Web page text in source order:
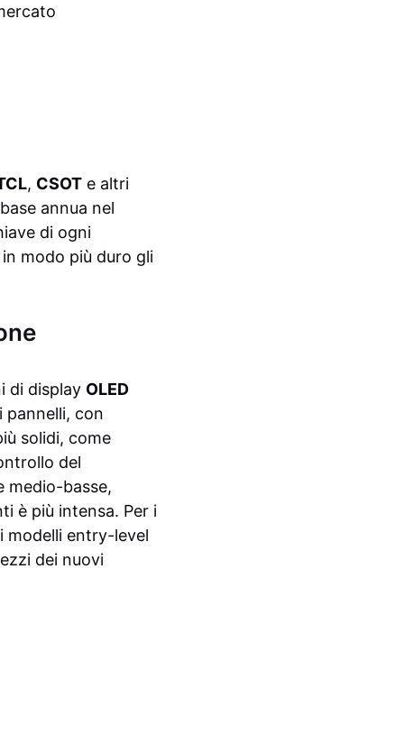
, CSOT e altri
annua nel
di ogni
modo più duro gli
di display OLED
con
solidi, come
del
medio-basse,
è più intensa. Per i
modelli entry-level
dei nuovi